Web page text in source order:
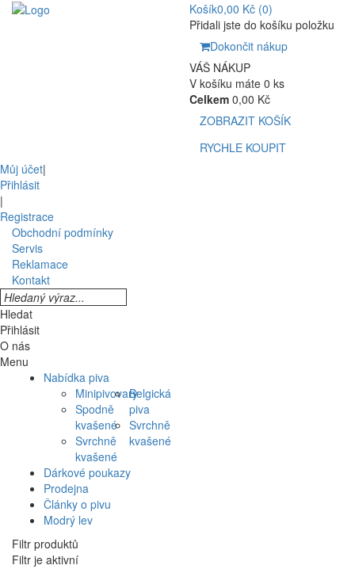
Košík0,00 Kč (0)
Přidali jste do košíku položku
Dokončit nákup
VÁŠ NÁKUP
V košíku máte 0 ks
Celkem 0,00 Kč
ZOBRAZIT KOŠÍK
RYCHLE KOUPIT
Můj účet|
Přihlásit
|
Registrace
Obchodní podmínky
Servis
Reklamace
Kontakt
Hledat
Přihlásit
O nás
Menu
Nabídka piva
Minipivovary
Spodně
kvašené
Svrchně
kvašené
Belgická
piva
Svrchně
kvašené
Dárkové poukazy
Prodejna
Články o pivu
Modrý lev
Filtr produktů
Filtr je aktivní